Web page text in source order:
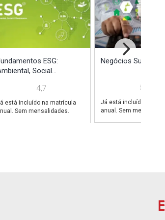
ESG:
Social...
4,7
está incluído na matrícula
Sem mensalidades.
Negócios
5,0
Já está incluído na
anual. Sem